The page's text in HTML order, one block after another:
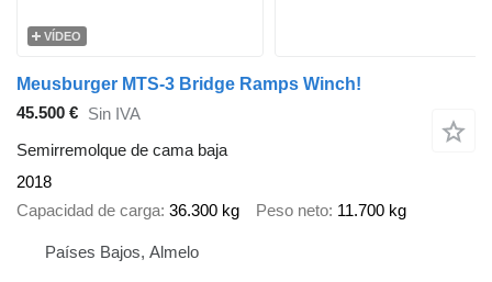
VÍDEO
Meusburger MTS-3 Bridge Ramps Winch!
45.500 € Sin IVA
Semirremolque de cama baja
2018
Capacidad de carga 36.300 kg Peso neto 11.700 kg
Países Bajos, Almelo